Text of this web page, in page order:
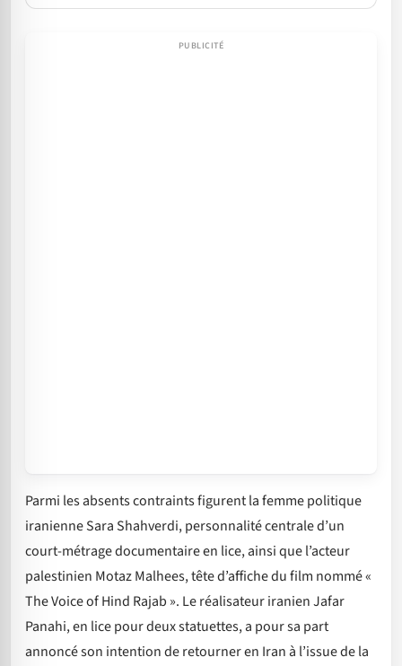
Parmi les absents contraints figurent la femme politique
iranienne Sara Shahverdi, personnalité centrale d’un
court-métrage documentaire en lice, ainsi que l’acteur
palestinien Motaz Malhees, tête d’affiche du film nommé «
The Voice of Hind Rajab ». Le réalisateur iranien Jafar
Panahi, en lice pour deux statuettes, a pour sa part
annoncé son intention de retourner en Iran à l’issue de la